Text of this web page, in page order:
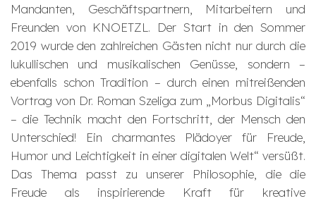
Mandanten, Geschäftspartnern, Mitarbeitern und
Freunden von KNOETZL. Der Start in den Sommer
2019 wurde den zahlreichen Gästen nicht nur durch die
lukullischen und musikalischen Genüsse, sondern –
ebenfalls schon Tradition – durch einen mitreißenden
Vortrag von Dr. Roman Szeliga zum „Morbus Digitalis“
– die Technik macht den Fortschritt, der Mensch den
Unterschied! Ein charmantes Plädoyer für Freude,
Humor und Leichtigkeit in einer digitalen Welt“ versüßt.
Das Thema passt zu unserer Philosophie, die die
Freude als inspirierende Kraft für kreative